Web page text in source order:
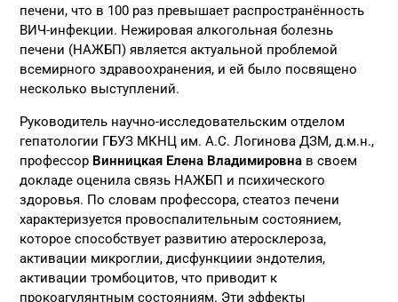
печени, что в 100 раз превышает распространённость
ВИЧ-инфекции. Нежировая алкогольная болезнь
печени (НАЖБП) является актуальной проблемой
всемирного здравоохранения, и ей было посвящено
несколько выступлений.
Руководитель научно-исследовательским отделом
гепатологии ГБУЗ МКНЦ им. А.С. Логинова ДЗМ, д.м.н.,
профессор Винницкая Елена Владимировна в своем
докладе оценила связь НАЖБП и психического
здоровья. По словам профессора, стеатоз печени
характеризуется провоспалительным состоянием,
которое способствует развитию атеросклероза,
активации микроглии, дисфункциии эндотелия,
активации тромбоцитов, что приводит к
прокоагулянтным состояниям. Эти эффекты